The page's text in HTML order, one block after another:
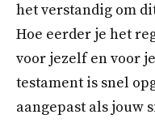
het verstandig om
Hoe eerder je het
voor jezelf en voor
testament is snel
aangepast als jouw